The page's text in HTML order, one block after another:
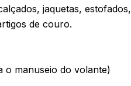
jaquetas, estofados,
de couro.
o manuseio do volante)